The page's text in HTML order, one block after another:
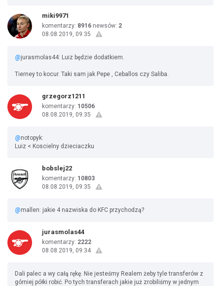
miki9971
komentarzy: 8916 newsów: 2
08.08.2019, 09:35
@jurasmolas44: Luiz będzie dodatkiem.
Tierney to kocur. Taki sam jak Pepe , Ceballos czy Saliba.
grzegorz1211
komentarzy: 10506
08.08.2019, 09:35
@notopyk:
Luiz < Koscielny dzieciaczku
bobslej22
komentarzy: 10803
08.08.2019, 09:35
@mallen: jakie 4 nazwiska do KFC przychodzą?
jurasmolas44
komentarzy: 2222
08.08.2019, 09:34
Dali palec a wy całą rękę. Nie jesteśmy Realem żeby tyle transferów z
górniej półki robić. Po tych transferach jakie już zrobiliśmy w jednym